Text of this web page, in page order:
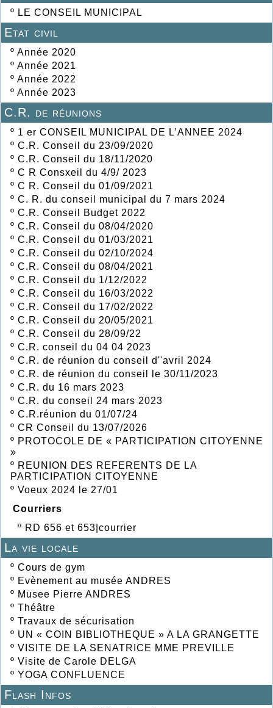
º LE CONSEIL MUNICIPAL
Etat civil
º Année 2020
º Année 2021
º Année 2022
º Année 2023
C.R. de réunions
º 1 er CONSEIL MUNICIPAL DE L’ANNEE 2024
º C.R. Conseil du 23/09/2020
º C.R. Conseil du 18/11/2020
º C R Consxeil du 4/9/ 2023
º C R. Conseil du 01/09/2021
º C. R. du conseil municipal du 7 mars 2024
º C.R. Conseil Budget 2022
º C.R. Conseil du 08/04/2020
º C.R. Conseil du 01/03/2021
º C.R. Conseil du 02/10/2024
º C.R. Conseil du 08/04/2021
º C.R. Conseil du 1/12/2022
º C.R. Conseil du 16/03/2022
º C.R. Conseil du 17/02/2022
º C.R. Conseil du 20/05/2021
º C.R. Conseil du 28/09/22
º C.R. conseil du 04 04 2023
º C.R. de réunion du conseil d''avril 2024
º C.R. de réunion du conseil le 30/11/2023
º C.R. du 16 mars 2023
º C.R. du conseil 24 mars 2023
º C.R.réunion du 01/07/24
º CR Conseil du 13/07/2026
º PROTOCOLE DE « PARTICIPATION CITOYENNE
»
º REUNION DES REFERENTS DE LA
PARTICIPATION CITOYENNE
º Voeux 2024 le 27/01
Courriers
º RD 656 et 653|courrier
La vie locale
º Cours de gym
º Evènement au musée ANDRES
º Musee Pierre ANDRES
º Théâtre
º Travaux de sécurisation
º UN « COIN BIBLIOTHEQUE » A LA GRANGETTE
º VISITE DE LA SENATRICE MME PREVILLE
º Visite de Carole DELGA
º YOGA CONFLUENCE
Flash Infos